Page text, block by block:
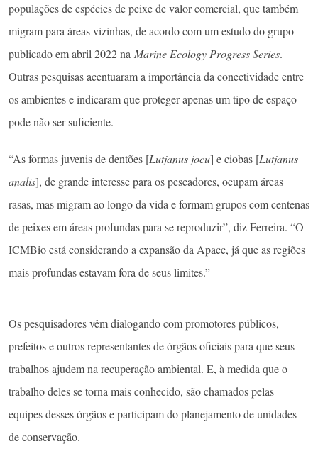
populações de espécies de peixe de valor comercial, que também
migram para áreas vizinhas, de acordo com um estudo do grupo
publicado em abril 2022 na Marine Ecology Progress Series.
Outras pesquisas acentuaram a importância da conectividade entre
os ambientes e indicaram que proteger apenas um tipo de espaço
pode não ser suficiente.
“As formas juvenis de dentões [Lutjanus jocu] e ciobas [Lutjanus
analis], de grande interesse para os pescadores, ocupam áreas
rasas, mas migram ao longo da vida e formam grupos com centenas
de peixes em áreas profundas para se reproduzir”, diz Ferreira. “O
ICMBio está considerando a expansão da Apacc, já que as regiões
mais profundas estavam fora de seus limites.”
Os pesquisadores vêm dialogando com promotores públicos,
prefeitos e outros representantes de órgãos oficiais para que seus
trabalhos ajudem na recuperação ambiental. E, à medida que o
trabalho deles se torna mais conhecido, são chamados pelas
equipes desses órgãos e participam do planejamento de unidades
de conservação.